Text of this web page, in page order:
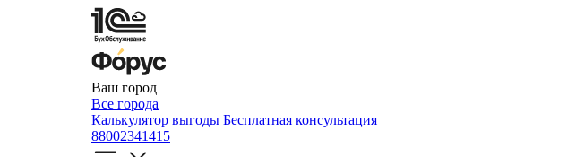
Ваш город
Все города
Калькулятор выгоды Бесплатная консультация
88002341415